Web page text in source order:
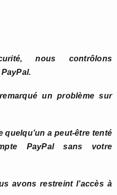
nous contrôlons
un problème sur
a peut-être tenté
PayPal sans votre
avons restreint l’accès à